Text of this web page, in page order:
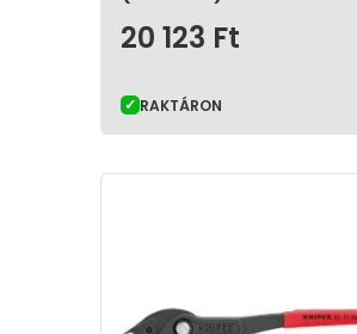
20 123 Ft
RAKTÁRON